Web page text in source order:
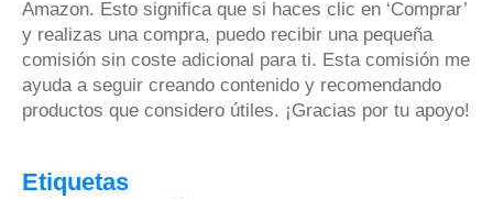
Amazon. Esto significa que si haces clic en ‘Comprar’
y realizas una compra, puedo recibir una pequeña
comisión sin coste adicional para ti. Esta comisión me
ayuda a seguir creando contenido y recomendando
productos que considero útiles. ¡Gracias por tu apoyo!
Etiquetas